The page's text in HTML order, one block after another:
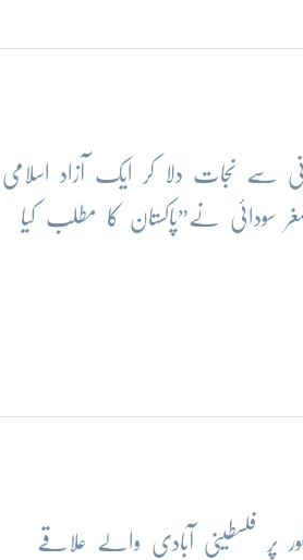
سے نجات دلا کر ایک آزاد اسلامی
سودائی نے”پاکستان کا مطلب کیا
پر فلسطینی آبادی والے علاقے